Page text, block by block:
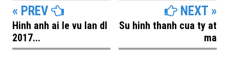
« PREV
Hinh anh ai le vu lan dl
2017...
NEXT »
Su hinh thanh cua ty at
ma